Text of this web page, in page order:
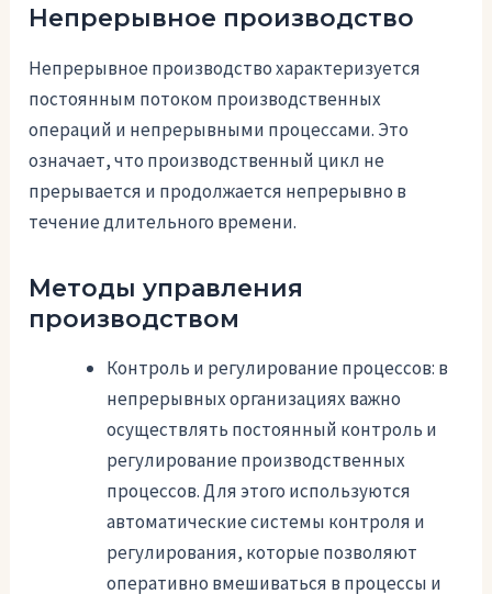
Непрерывное производство
Непрерывное производство характеризуется
постоянным потоком производственных
операций и непрерывными процессами. Это
означает, что производственный цикл не
прерывается и продолжается непрерывно в
течение длительного времени.
Методы управления
производством
Контроль и регулирование процессов: в
непрерывных организациях важно
осуществлять постоянный контроль и
регулирование производственных
процессов. Для этого используются
автоматические системы контроля и
регулирования, которые позволяют
оперативно вмешиваться в процессы и